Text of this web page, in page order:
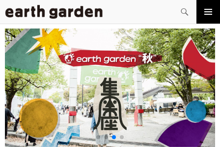
索
メイン
メニュ
ー
コ
ン
テ
ン
へ
ス
キ
ッ
プ